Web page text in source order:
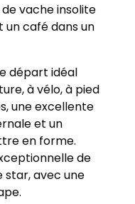
vache insolite
un café dans un
départ idéal
à vélo, à pied
une excellente
et un
en forme.
de
star, avec une